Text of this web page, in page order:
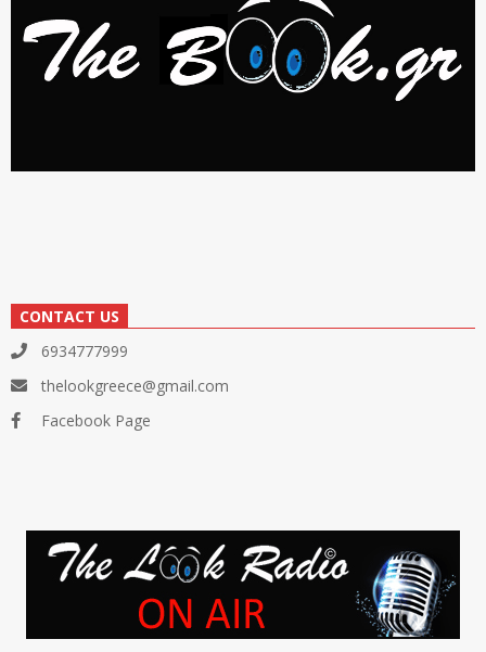
CONTACT US
6934777999
thelookgreece@gmail.com
Facebook Page